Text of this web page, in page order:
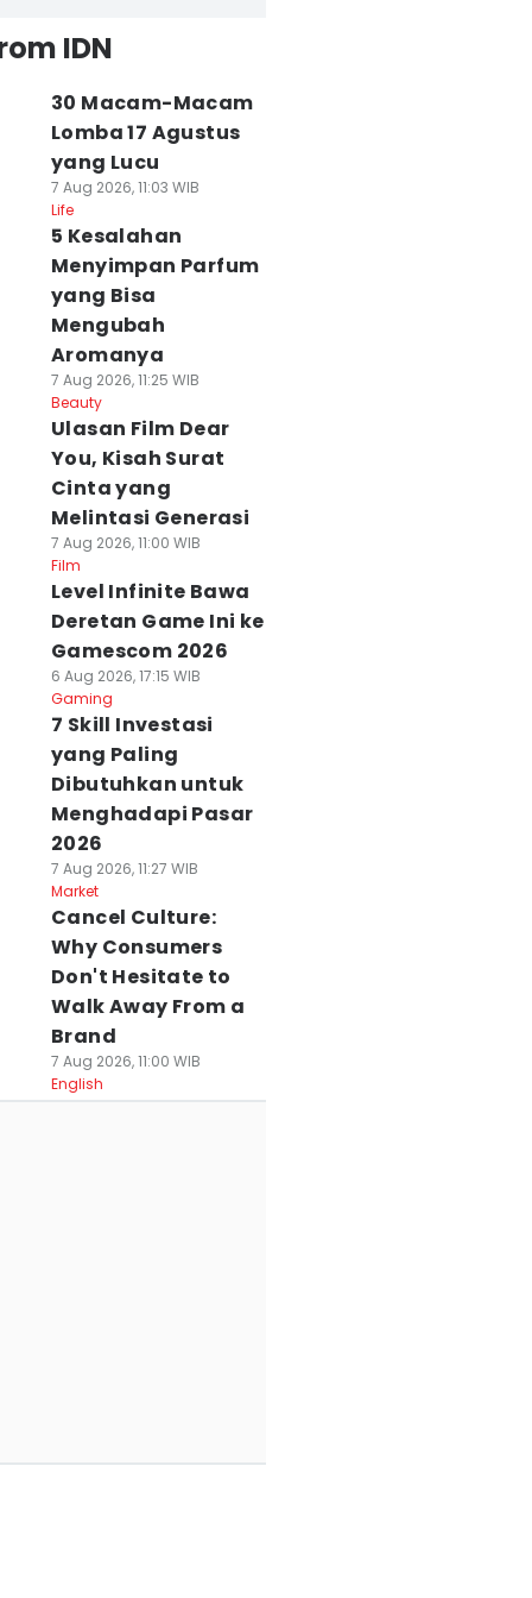
IDN
30 Macam-Macam
Lomba 17 Agustus
yang Lucu
7 Aug 2026, 11:03 WIB
Life
5 Kesalahan
Menyimpan Parfum
yang Bisa
Mengubah
Aromanya
7 Aug 2026, 11:25 WIB
Beauty
Ulasan Film Dear
You, Kisah Surat
Cinta yang
Melintasi Generasi
7 Aug 2026, 11:00 WIB
Film
Level Infinite Bawa
Deretan Game Ini ke
Gamescom 2026
6 Aug 2026, 17:15 WIB
Gaming
7 Skill Investasi
yang Paling
Dibutuhkan untuk
Menghadapi Pasar
2026
7 Aug 2026, 11:27 WIB
Market
Cancel Culture:
Why Consumers
Don't Hesitate to
Walk Away From a
Brand
7 Aug 2026, 11:00 WIB
English